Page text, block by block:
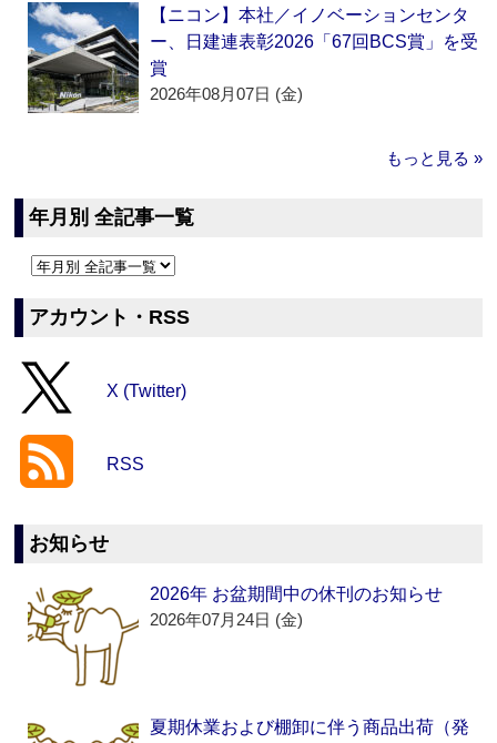
【ニコン】本社／イノベーションセンタ
ー、日建連表彰2026「67回BCS賞」を受
賞
2026年08月07日 (金)
もっと見る »
年月別 全記事一覧
アカウント・RSS
X (Twitter)
RSS
お知らせ
2026年 お盆期間中の休刊のお知らせ
2026年07月24日 (金)
夏期休業および棚卸に伴う商品出荷（発